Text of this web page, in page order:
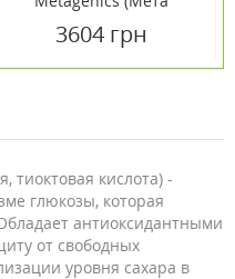
3604 грн
тиоктовая кислота) -
глюкозы, которая
антиоксидантными
от свободных
уровня сахара в